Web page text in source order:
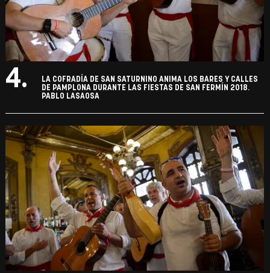
4.
LA COFRADÍA DE SAN SATURNINO ANIMA LOS BARES Y CALLES
DE PAMPLONA DURANTE LAS FIESTAS DE SAN FERMÍN 2018.
PABLO LASAOSA